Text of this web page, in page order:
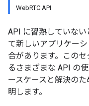
WebRTC API
API に習熟していない
て新しいアプリケー
合があります。この
るさまざまな API の
ースケースと解決の
明します。